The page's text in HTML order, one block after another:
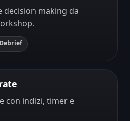
decision making da
Debrief
con indizi, timer e